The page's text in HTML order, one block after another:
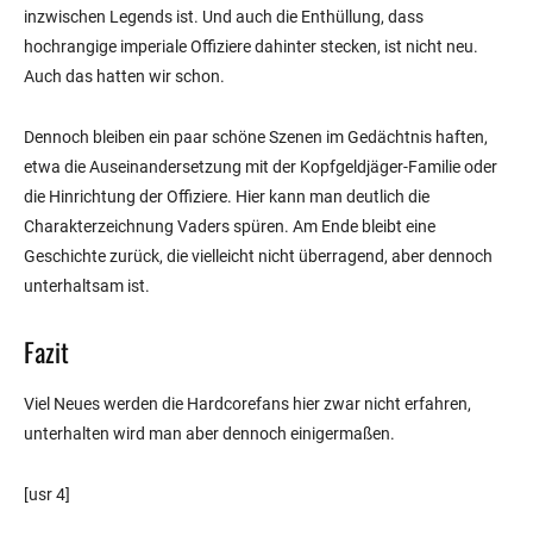
inzwischen Legends ist. Und auch die Enthüllung, dass
hochrangige imperiale Offiziere dahinter stecken, ist nicht neu.
Auch das hatten wir schon.
Dennoch bleiben ein paar schöne Szenen im Gedächtnis haften,
etwa die Auseinandersetzung mit der Kopfgeldjäger-Familie oder
die Hinrichtung der Offiziere. Hier kann man deutlich die
Charakterzeichnung Vaders spüren. Am Ende bleibt eine
Geschichte zurück, die vielleicht nicht überragend, aber dennoch
unterhaltsam ist.
Fazit
Viel Neues werden die Hardcorefans hier zwar nicht erfahren,
unterhalten wird man aber dennoch einigermaßen.
[usr 4]